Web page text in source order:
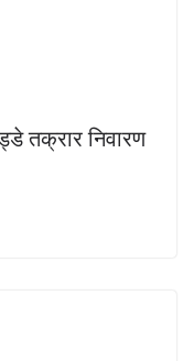
तक्रार निवारण